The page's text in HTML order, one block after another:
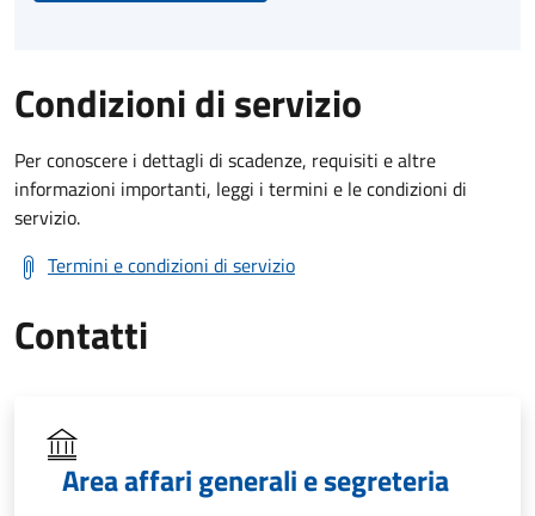
Condizioni di servizio
Per conoscere i dettagli di scadenze, requisiti e altre
informazioni importanti, leggi i termini e le condizioni di
servizio.
Termini e condizioni di servizio
Contatti
Area affari generali e segreteria